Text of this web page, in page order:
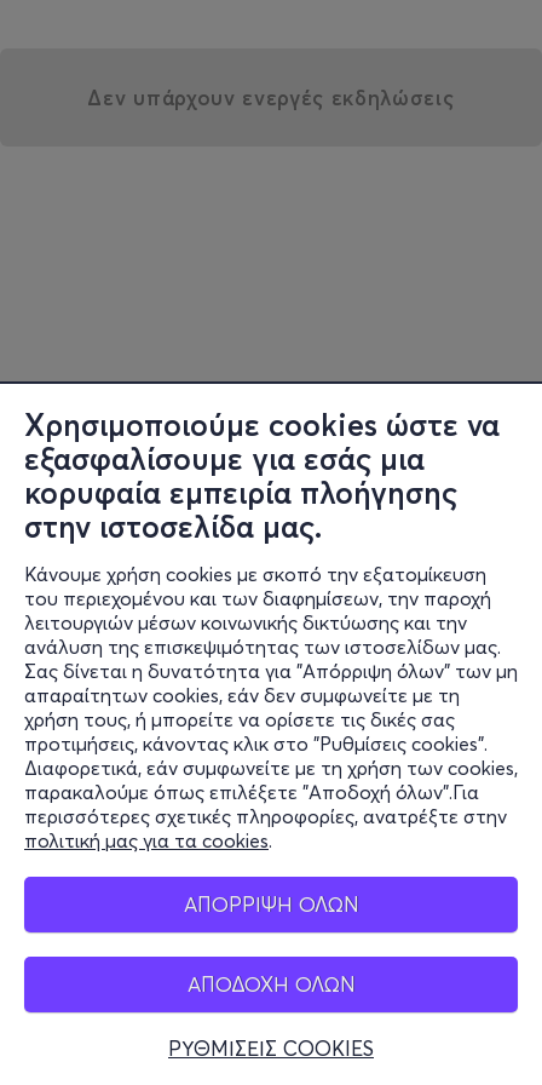
Χρησιμοποιούμε cookies ώστε να
εξασφαλίσουμε για εσάς μια
κορυφαία εμπειρία πλοήγησης
στην ιστοσελίδα μας.
Κάνουμε χρήση cookies με σκοπό την εξατομίκευση
του περιεχομένου και των διαφημίσεων, την παροχή
λειτουργιών μέσων κοινωνικής δικτύωσης και την
ανάλυση της επισκεψιμότητας των ιστοσελίδων μας.
Σας δίνεται η δυνατότητα για "Απόρριψη όλων" των μη
απαραίτητων cookies, εάν δεν συμφωνείτε με τη
χρήση τους, ή μπορείτε να ορίσετε τις δικές σας
προτιμήσεις, κάνοντας κλικ στο "Ρυθμίσεις cookies".
Διαφορετικά, εάν συμφωνείτε με τη χρήση των cookies,
παρακαλούμε όπως επιλέξετε "Αποδοχή όλων".Για
περισσότερες σχετικές πληροφορίες, ανατρέξτε στην
πολιτική μας για τα cookies.
ΑΠΟΡΡΙΨΗ ΟΛΩΝ
ΑΠΟΔΟΧΗ ΟΛΩΝ
ΡΥΘΜΙΣΕΙΣ COOKIES
Δεν υπάρχουν ενεργές εκδηλώσεις